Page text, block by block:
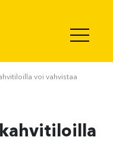
voi vahvistaa